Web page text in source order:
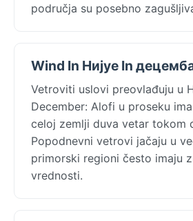
područja su posebno
Wind In Нијуе In
Vetroviti uslovi preovlađuju u
December: Alofi u proseku
celoj zemlji duva vetar tokom
Popodnevni vetrovi jačaju u
primorski regioni često imaju
vrednosti.